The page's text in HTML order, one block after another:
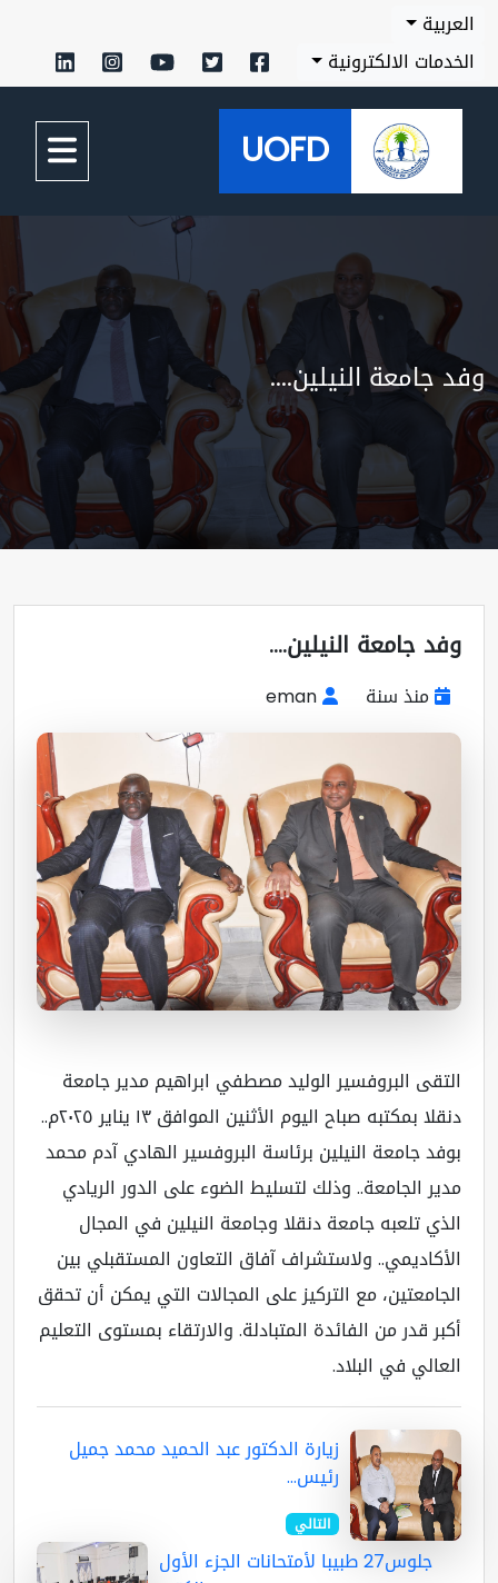
الالكترونية
UOFD
النيلين....
جامعة النيلين....
منذ سنة eman
البروفسير الوليد مصطفي ابراهيم مدير جامعة
دنقلا بمكتبه صباح اليوم الأثنين الموافق ١٣ يناير ٢٠٢٥م..
جامعة النيلين برئاسة البروفسير الهادي آدم محمد
الجامعة.. وذلك لتسليط الضوء على الدور الريادي
تلعبه جامعة دنقلا وجامعة النيلين في المجال
ولاستشراف آفاق التعاون المستقبلي بين
مع التركيز على المجالات التي يمكن أن تحقق
قدر من الفائدة المتبادلة. والارتقاء بمستوى التعليم
في البلاد.
زيارة الدكتور عبد الحميد محمد جميل
رئيس...
التالي
جلوس27 طبيبا لأمتحانات الجزء الأول